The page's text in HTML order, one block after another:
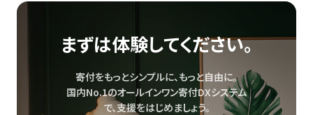
まずは体験してください。
寄付をもっとシンプルに、もっと自由に。
国内No.1のオールインワン寄付DXシステム
で、支援をはじめましょう。